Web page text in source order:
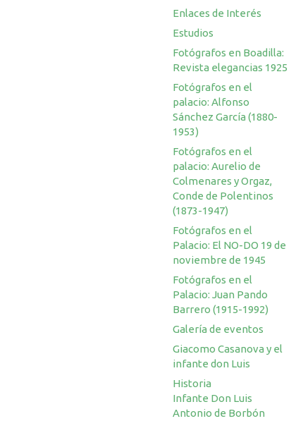
Enlaces de Interés
Estudios
Fotógrafos en Boadilla:
Revista elegancias 1925
Fotógrafos en el
palacio: Alfonso
Sánchez García (1880-
1953)
Fotógrafos en el
palacio: Aurelio de
Colmenares y Orgaz,
Conde de Polentinos
(1873-1947)
Fotógrafos en el
Palacio: El NO-DO 19 de
noviembre de 1945
Fotógrafos en el
Palacio: Juan Pando
Barrero (1915-1992)
Galería de eventos
Giacomo Casanova y el
infante don Luis
Historia
Infante Don Luis
Antonio de Borbón